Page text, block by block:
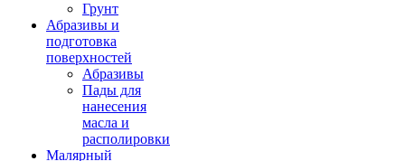
Грунт
Абразивы и
подготовка
поверхностей
Абразивы
Пады для
нанесения
масла и
располировки
Малярный